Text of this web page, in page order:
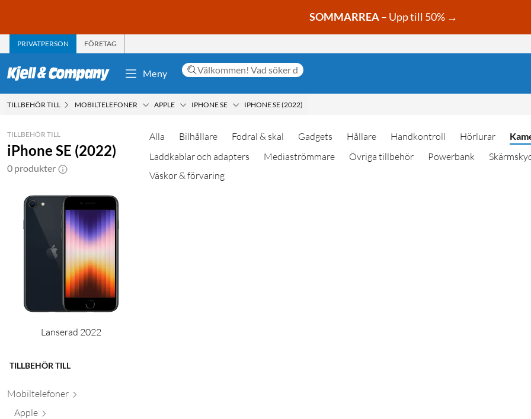
SOMMARREA– Upp till 50% →
PRIVATPERSON FÖRETAG
Meny
TILLBEHÖR TILL MOBILTELEFONER APPLE IPHONE SE IPHONE SE (2022)
TILLBEHÖR TILL
iPhone SE (2022)
0 produkter
Lanserad 2022
TILLBEHÖR TILL
Mobiltelefoner
Apple
Alla Bilhållare Fodral & skal Gadgets Hållare Handkontroll Hörlurar
Laddkablar och adapters
Mediaströmmare Övriga tillbehör Powerbank
Väskor & förvaring